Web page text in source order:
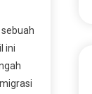
sebuah
ini